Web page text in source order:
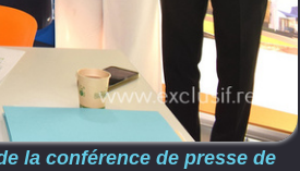
la conférence de presse de